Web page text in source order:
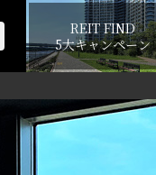
REIT FIND
5大キャンペーン